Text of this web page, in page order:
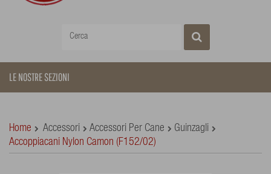
LE NOSTRE SEZIONI
Home Accessori Accessori Per Cane
Guinzagli
Accoppiacani Nylon Camon (F152/02)